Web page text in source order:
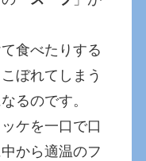
食べたりする
ぼれてしまう
るのです。
ケを一口で口
から適温のフ